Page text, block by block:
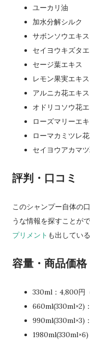
ユーカリ油
加水分解シルク
サボンソウエキス
セイヨウキズタ
セージ葉エキス
レモン果実エキス
アルニカ花エキス
オドリコソウ花
ローズマリーエ
ローマカミツレ
セイヨウアカマ
評判・口コミ
このシャンプー自体の
うな情報を探すことが
プリメント も出してい
容量・商品価格
330ml：4,800円
660ml(330ml×2)
990ml(330ml×3)
1980ml(330ml×6)